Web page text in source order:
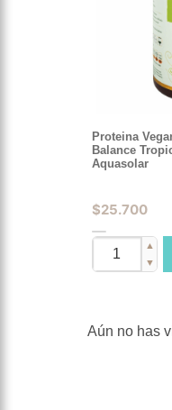
Proteina
Balance
Aquasolar
$25.700
▲
▼
Aún no has